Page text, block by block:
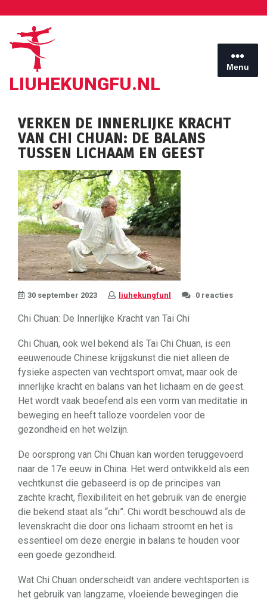
inhoud
LIUHEKUNGFU.NL
Menu
VERKEN DE INNERLIJKE KRACHT
VAN CHI CHUAN: DE BALANS
TUSSEN LICHAAM EN GEEST
30 september 2023 liuhekungfunl 0 reacties
Chi Chuan: De Innerlijke Kracht van Tai Chi
Chi Chuan, ook wel bekend als Tai Chi Chuan, is een
eeuwenoude Chinese krijgskunst die niet alleen de
fysieke aspecten van vechtsport omvat, maar ook de
innerlijke kracht en balans van het lichaam en de geest.
Het wordt vaak beoefend als een vorm van meditatie in
beweging en heeft talloze voordelen voor de
gezondheid en het welzijn.
De oorsprong van Chi Chuan kan worden teruggevoerd
naar de 17e eeuw in China. Het werd ontwikkeld als een
vechtkunst die gebaseerd is op de principes van
zachte kracht, flexibiliteit en het gebruik van de energie
die bekend staat als “chi”. Chi wordt beschouwd als de
levenskracht die door ons lichaam stroomt en het is
essentieel om deze energie in balans te houden voor
een goede gezondheid.
Wat Chi Chuan onderscheidt van andere vechtsporten is
het gebruik van langzame, vloeiende bewegingen die